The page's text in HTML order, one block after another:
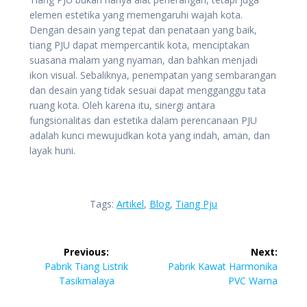
elemen estetika yang memengaruhi wajah kota.
Dengan desain yang tepat dan penataan yang baik,
tiang PJU dapat mempercantik kota, menciptakan
suasana malam yang nyaman, dan bahkan menjadi
ikon visual. Sebaliknya, penempatan yang sembarangan
dan desain yang tidak sesuai dapat mengganggu tata
ruang kota. Oleh karena itu, sinergi antara
fungsionalitas dan estetika dalam perencanaan PJU
adalah kunci mewujudkan kota yang indah, aman, dan
layak huni.
Tags: Artikel, Blog, Tiang Pju
Navigasi
pos
Previous:
Previous
post:
Pabrik Tiang Listrik
Tasikmalaya
Next:
Next
Pabrik Kawat Harmonika
PVC Warna